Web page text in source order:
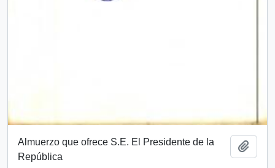
Almuerzo que ofrece S.E. El Presidente de la
República